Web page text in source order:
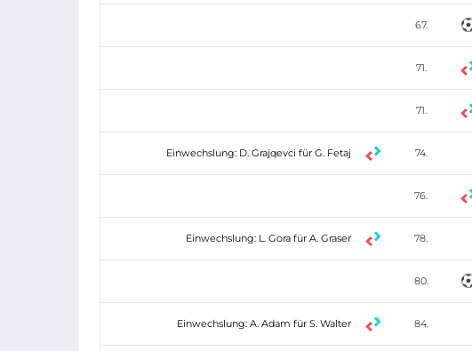
67.
71.
71.
Einwechslung: D. Grajqevci für G. Fetaj 74.
76.
Einwechslung: L. Gora für A. Graser 78.
80.
Einwechslung: A. Adam für S. Walter 84.